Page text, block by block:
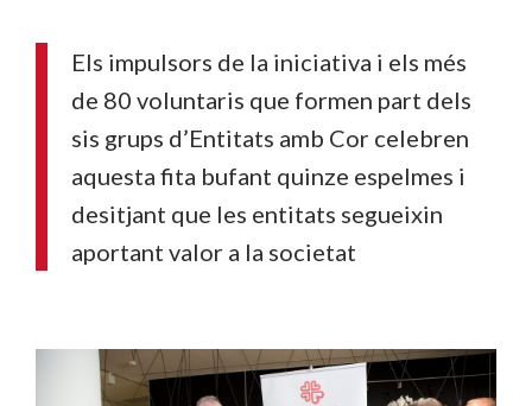
Els impulsors de la iniciativa i els més
de 80 voluntaris que formen part dels
sis grups d’Entitats amb Cor celebren
aquesta fita bufant quinze espelmes i
desitjant que les entitats segueixin
aportant valor a la societat